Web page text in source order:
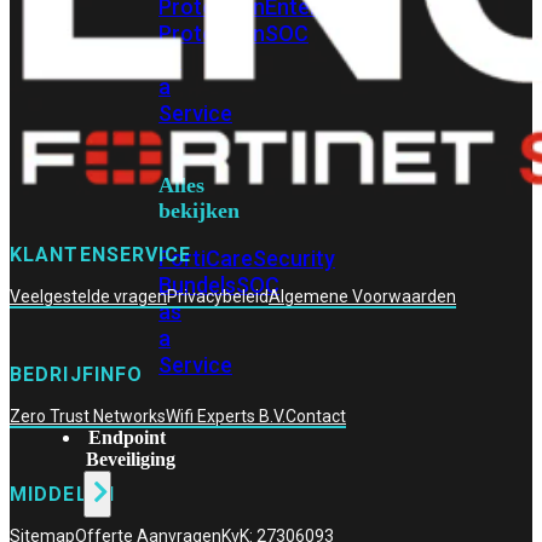
ProtectionEnterprise
ProtectionSOC
a
Service
Alles
bekijken
FortiCareSecurity
BundelsSOC
as
a
Service
Endpoint
Beveiliging
KLANTENSERVICE
Veelgestelde vragenPrivacybeleidAlgemene Voorwaarden
BEDRIJFINFO
Zero Trust NetworksWifi Experts B.V.Contact
MIDDELEN
SitemapOfferte AanvragenKvK: 27306093